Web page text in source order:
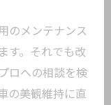
のメンテナンス
す。それでも改
ロへの相談を検
の美観維持に直